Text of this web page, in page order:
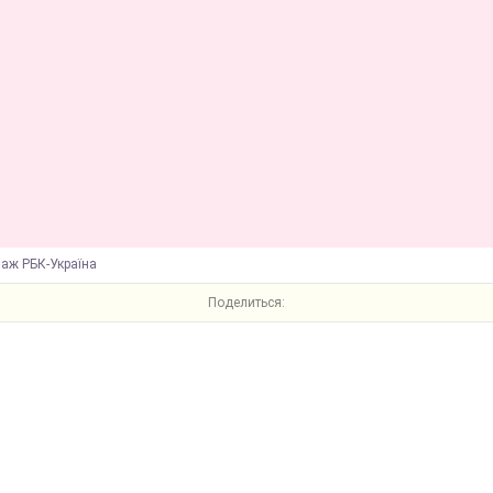
РБК-Україна
Поделиться: